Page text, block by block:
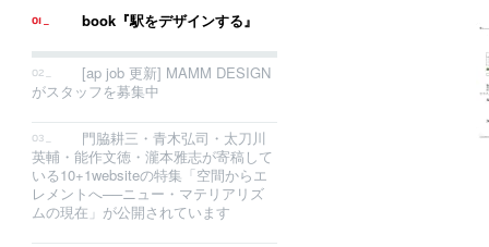
book『駅をデザインする』
[ap job 更新] MAMM DESIGN
がスタッフを募集中
門脇耕三・青木弘司・太刀川
英輔・能作文徳・瀧本雅志が寄稿して
いる10+1websiteの特集「空間からエ
レメントへ──ニュー・マテリアリズ
ムの現在」が公開されています